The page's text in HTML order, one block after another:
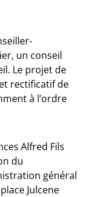
un conseil
Le projet de
rectificatif de
à l’ordre
Alfred Fils
du
général
Julcene